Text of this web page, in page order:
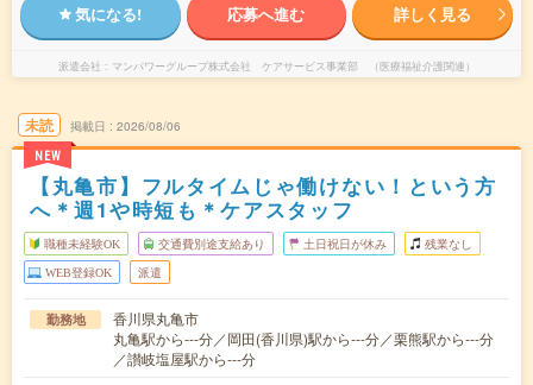
気になる! 応募へ進む 詳しく見る
派遣会社 マンパワーグループ株式会社 ケアサービス事業部 （医療福祉介護関連）
未読
NEW
掲載日 2026/08/06
【丸亀市】フルタイムじゃ働けない！という方
へ＊週1や時短も＊ケアスタッフ
職種未経験OK 交通費別途支給あり 土日祝日が休み 残業なし
WEB登録OK 派遣
勤務地
香川県丸亀市
丸亀駅から---分／岡田(香川県)駅から---分／栗熊駅から---分
／讃岐塩屋駅から---分